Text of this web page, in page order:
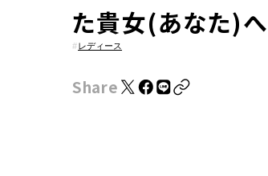
た貴女(あなた)へ
#レディース
Share